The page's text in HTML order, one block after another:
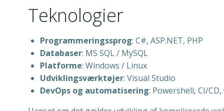
Teknologier
Programmeringssprog: C#, ASP.NET, PHP
Databaser: MS SQL / MySQL
Platforme: Windows / Linux
Udviklingsværktøjer: Visual Studio
DevOps og automatisering: Powershell, CI/